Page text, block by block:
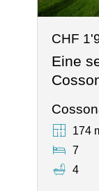
CHF
Eine
174
7
4